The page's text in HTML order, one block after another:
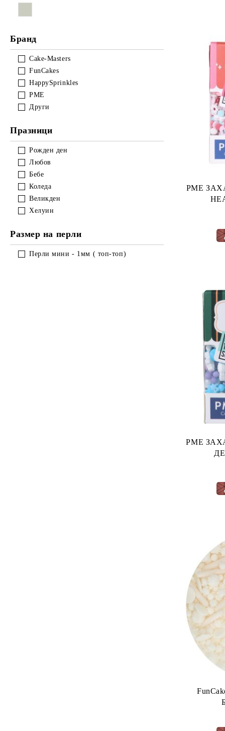
Букви и цифри
Бранд
Cake-Masters
FunCakes
HappySprinkles
PME
Други
Празници
Рожден ден
Любов
Бебе
Коледа
Великден
Хелуин
Размер на перли
Перли мини - 1мм ( топ-топ)
PME
PME